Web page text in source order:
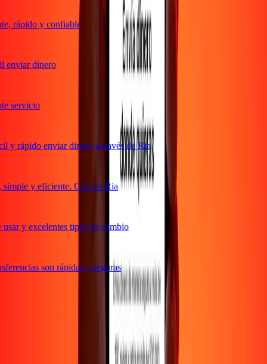
rápido y confiable
dinero
servicio
rápido enviar dinero a través de Ria
y eficiente. Gracias Ria
y excelentes tipos de cambio
son rápidas y seguras